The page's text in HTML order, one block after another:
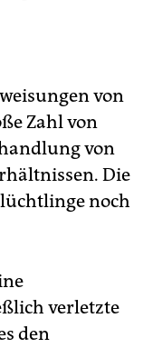
von
Zahl von
von
Die
noch
verletzte
den